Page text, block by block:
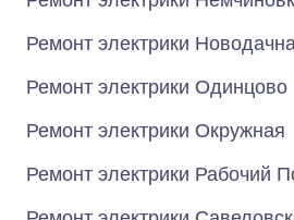
Ремонт электрики
Ремонт электрики Одинцово
Ремонт электрики Окружная
Ремонт электрики Рабочий